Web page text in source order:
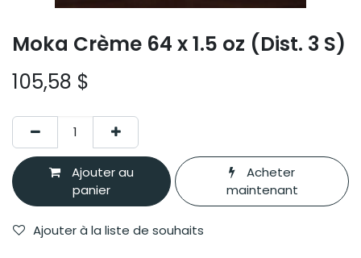
Moka Crème 64 x 1.5 oz (Dist. 3 S)
105,58 $
Ajouter au
panier
Acheter
maintenant
Ajouter à la liste de souhaits